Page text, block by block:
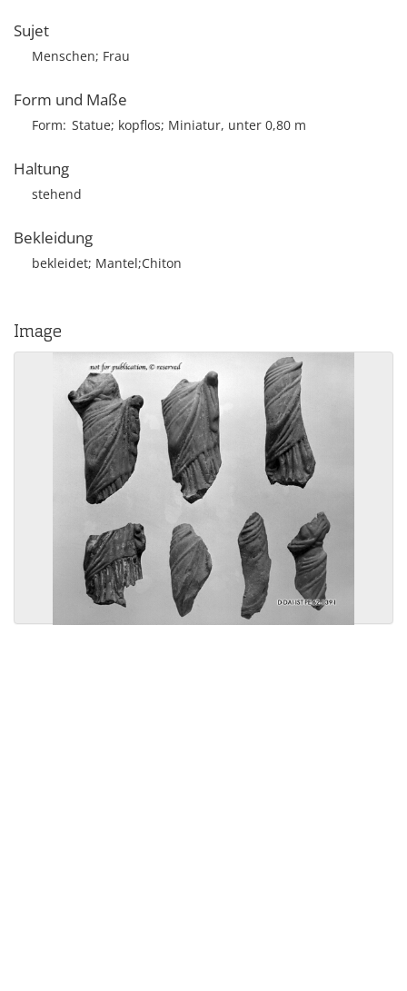
Sujet
Menschen; Frau
Form und Maße
Form Statue; kopflos; Miniatur, unter 0,80 m
Haltung
stehend
Bekleidung
bekleidet; Mantel;Chiton
Image